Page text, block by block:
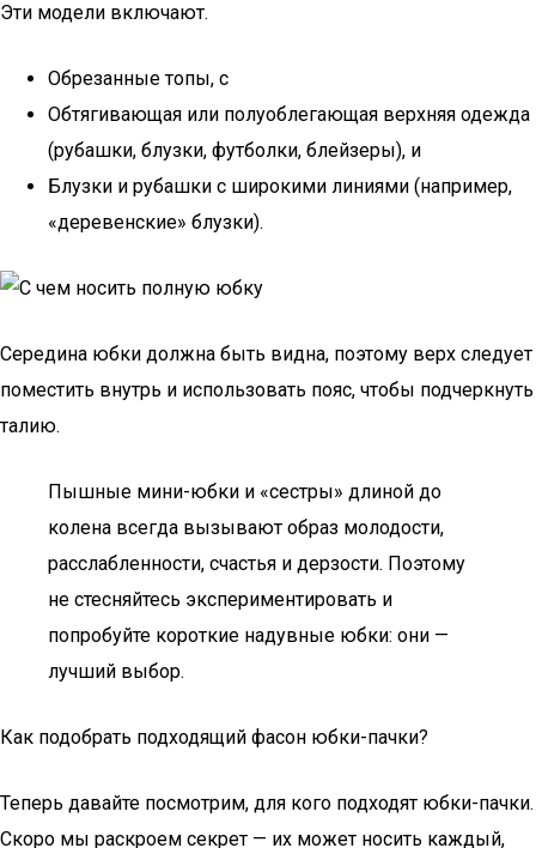
Эти модели включают.
Обрезанные топы, с
Обтягивающая или полуоблегающая верхняя одежда
(рубашки, блузки, футболки, блейзеры), и
Блузки и рубашки с широкими линиями (например,
«деревенские» блузки).
Середина юбки должна быть видна, поэтому верх следует
поместить внутрь и использовать пояс, чтобы подчеркнуть
талию.
Пышные мини-юбки и «сестры» длиной до
колена всегда вызывают образ молодости,
расслабленности, счастья и дерзости. Поэтому
не стесняйтесь экспериментировать и
попробуйте короткие надувные юбки: они —
лучший выбор.
Как подобрать подходящий фасон юбки-пачки?
Теперь давайте посмотрим, для кого подходят юбки-пачки.
Скоро мы раскроем секрет — их может носить каждый,